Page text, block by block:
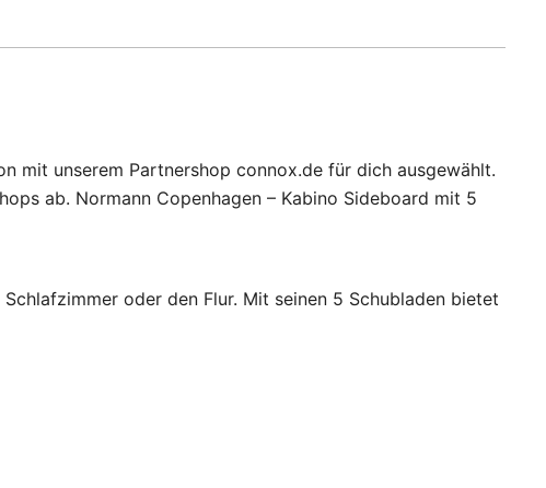
mit unserem Partnershop connox.de für dich ausgewählt.
ab. Normann Copenhagen – Kabino Sideboard mit 5
oder den Flur. Mit seinen 5 Schubladen bietet